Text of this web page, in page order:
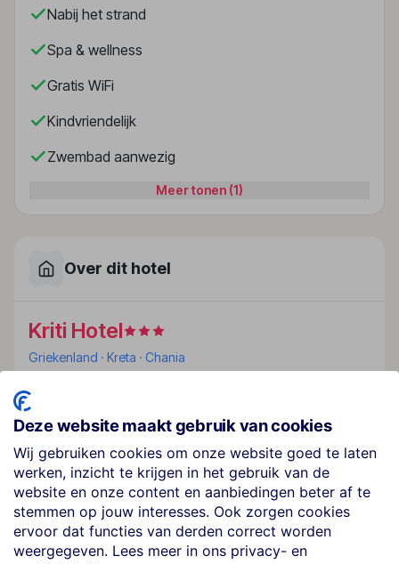
Nabij het strand
Spa & wellness
Gratis WiFi
Kindvriendelijk
Zwembad aanwezig
Meer tonen (1)
Over dit hotel
Kriti Hotel
Griekenland · Kreta · Chania
Ligging
Dit hotel ligt op ca. 500 m van het stadscentrum van
Chania, op ca. 150 m afstand van het schitterende
strand.
Hotelfaciliteiten
Het hotel met een lift beschikt over 98 kamers. Het
vriendelijke personeel aan de receptie is graag bij alle
Deze website maakt gebruik van cookies
Wij gebruiken cookies om onze website goed te laten
werken, inzicht te krijgen in het gebruik van de
website en onze content en aanbiedingen beter af te
stemmen op jouw interesses. Ook zorgen cookies
ervoor dat functies van derden correct worden
weergegeven. Lees meer in ons privacy- en